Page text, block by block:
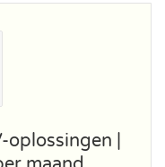
|